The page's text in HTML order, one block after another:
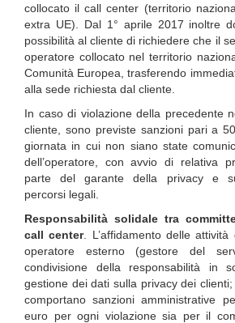
collocato il call center (territorio
extra UE). Dal 1° aprile 2017 inoltre
possibilità al cliente di richiedere che il
operatore collocato nel territorio
Comunità Europea, trasferendo
alla sede richiesta dal cliente.
In caso di violazione della precedente
cliente, sono previste sanzioni pari a
giornata in cui non siano state
dell’operatore, con avvio di relativa
parte del garante della privacy e
percorsi legali.
Responsabilità solidale tra
call center. L’affidamento delle
operatore esterno (gestore del
condivisione della responsabilità in
gestione dei dati sulla privacy dei
comportano sanzioni amministrative
euro per ogni violazione sia per il